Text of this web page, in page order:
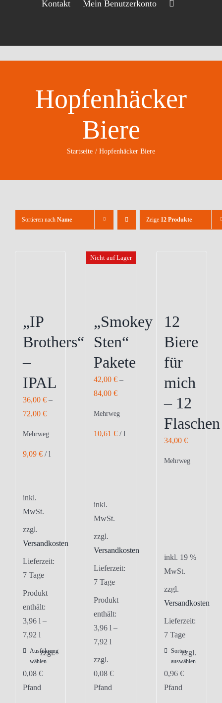
Kontakt Mein Benutzerkonto
Hopfenhäcker
Biere
Startseite Hopfenhäcker Biere
Sortieren nach Name Zeige 12 Produkte
„IP
Brothers“
–
IPAL
36,00 € –
72,00 €
Mehrweg
9,09 € /l
inkl.
MwSt.
zzgl.
Versandkosten
Lieferzeit:
7 Tage
Produkt
enthält:
3,96 l –
7,92 l
Ausführung
wählen
Dieses
Produkt
zzgl.
0,08 €
Pfand
Nicht auf Lager
„Smokey
Sten“
Pakete
42,00 €–
84,00 €
Mehrweg
10,61 €/l
inkl.
MwSt.
zzgl.
Versandkosten
Lieferzeit:
7 Tage
Produkt
enthält:
3,96 l–
7,92 l
zzgl.
0,08 €
Pfand
12
Biere
für
mich
– 12
Flaschen
34,00€
Mehrweg
inkl. 19 %
MwSt.
zzgl.
Versandkosten
Lieferzeit:
7 Tage
Sorten
auswählen
zzgl.
0,96€
Pfand